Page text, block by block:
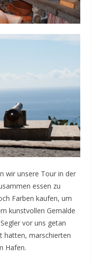
wir unsere Tour in der
essen zu
Farben kaufen, um
kunstvollen Gemälde
vor uns getan
hatten, marschierten
Hafen.